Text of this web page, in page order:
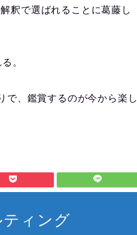
釈で選ばれることに葛藤し
。
で、鑑賞するのが今から楽し
ィング